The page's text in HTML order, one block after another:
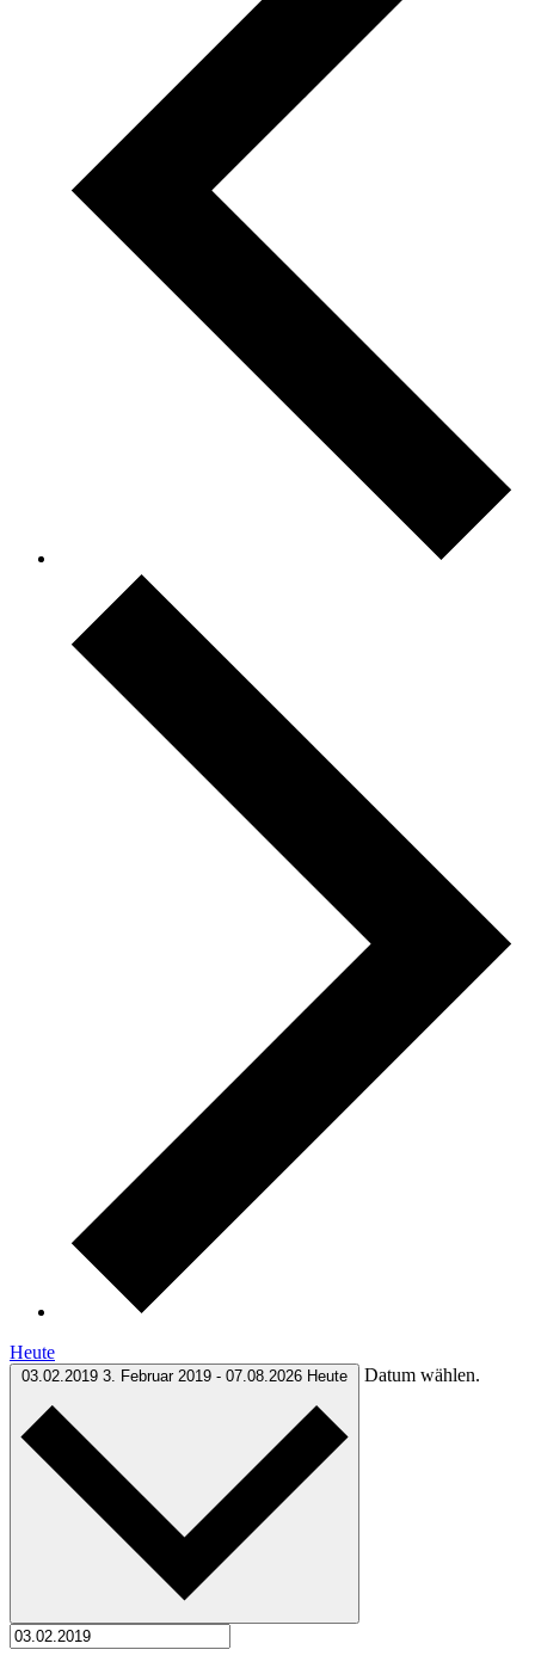
Heute
03.02.2019 3. Februar 2019 - 07.08.2026 Heute Datum wählen.